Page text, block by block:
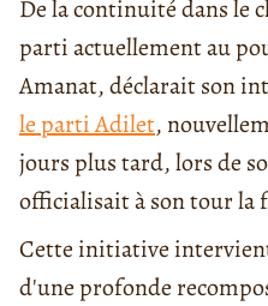
De la continuité dans le
parti actuellement au
Amanat, déclarait son
le parti Adilet,
jours plus tard, lors de
officialisait à son tour la
Cette initiative
d'une profonde